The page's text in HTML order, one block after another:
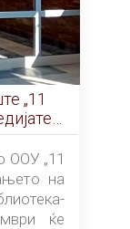
„11
ООУ „11
на
ќе